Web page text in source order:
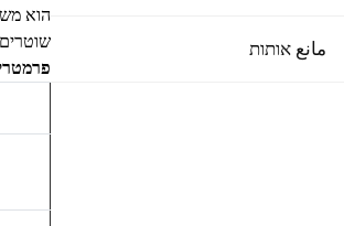
مانع אותות
הוא